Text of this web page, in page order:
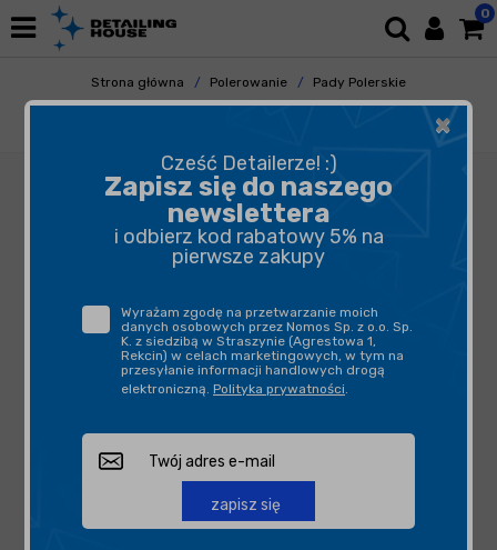
0
Strona główna Polerowanie
Pady Polerskie
Gąbki Polerskie
×
Cześć Detailerze! :)
Zapisz się do naszego
newslettera
i odbierz kod rabatowy 5% na
pierwsze zakupy
Wyrażam zgodę na przetwarzanie moich
danych osobowych przez Nomos Sp. z o.o. Sp.
K. z siedzibą w Straszynie (Agrestowa 1,
Rekcin) w celach marketingowych, w tym na
przesyłanie informacji handlowych drogą
elektroniczną. Polityka prywatności.
zapisz się